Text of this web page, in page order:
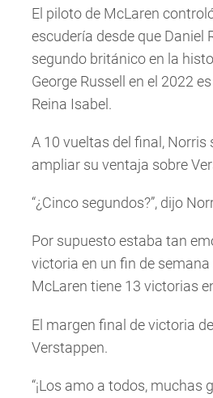
El piloto de McLaren
escudería desde que Daniel
segundo británico en la
George Russell en el 2022
Reina Isabel.
A 10 vueltas del final, Norris
ampliar su ventaja sobre
“¿Cinco segundos?”, dijo
Por supuesto estaba tan
victoria en un fin de
McLaren tiene 13 victorias
El margen final de victoria
Verstappen.
“¡Los amo a todos, muchas